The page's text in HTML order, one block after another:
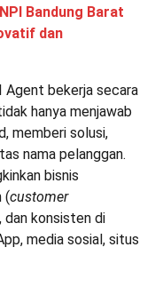
Bandung Barat
dan
Agent bekerja secara
hanya menjawab
memberi solusi,
nama pelanggan.
bisnis
(customer
dan konsisten di
media sosial, situs